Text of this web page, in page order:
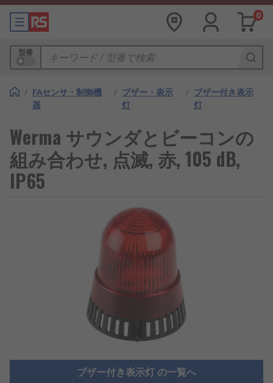
0
型番
/ FAセンサ・制御機
器
/ ブザー・表示
灯
/ ブザー付き表示
灯
Werma サウンダとビーコンの
組み合わせ, 点滅, 赤, 105 dB,
IP65
ブザー付き表示灯 の一覧へ